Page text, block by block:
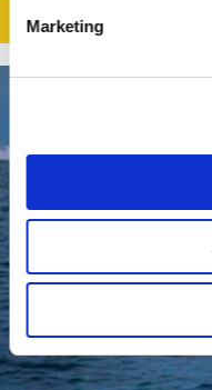
Marketing